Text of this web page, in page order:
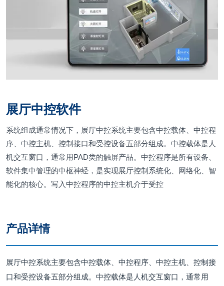
展厅中控软件
系统组成通常情况下，展厅中控系统主要包含中控载体、中控程
序、中控主机、控制接口和受控设备五部分组成。中控载体是人
机交互窗口，通常用PAD类的触屏产品。中控程序是所有设备、
软件集中管理的中枢神经，是实现展厅控制系统化、网络化、智
能化的核心。写入中控程序的中控主机介于受控
产品详情
展厅中控系统主要包含中控载体、中控程序、中控主机、控制接
口和受控设备五部分组成。中控载体是人机交互窗口，通常用